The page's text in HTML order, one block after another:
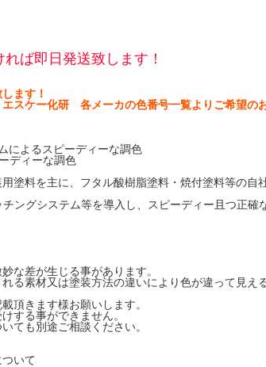
ば即日発送致します！
ます！
スケー化研 各メーカの色番号一覧よりご希望の
によるスピーディーな調色
ディーな調色
塗料を主に、フタル酸樹脂塗料・焼付塗料等の自
ングシステム等を導入し、スピーディー且つ正確
な差が生じる事があります。
る素材又は塗装方法の違いにより色が違って見え
頂きます様お願いします。
する事ができません。
ても別途ご相談ください。
いて